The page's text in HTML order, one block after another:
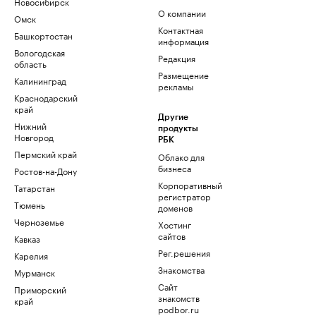
Омск
Башкортостан
Вологодская
область
Калининград
Краснодарский
край
Нижний
Новгород
Пермский край
Ростов-на-Дону
Татарстан
Тюмень
Черноземье
Кавказ
Карелия
Мурманск
Приморский
край
О компании
Контактная
информация
Редакция
Размещение
рекламы
Другие
продукты
РБК
Облако для
бизнеса
Корпоративный
регистратор
доменов
Хостинг
сайтов
Рег.решения
Знакомства
Сайт
знакомств
podbor.ru